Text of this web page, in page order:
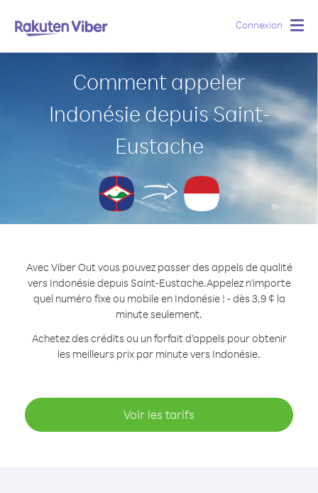
Connexion
Comment appeler
Indonésie depuis Saint-
Eustache
Avec Viber Out vous pouvez passer des appels de qualité
vers Indonésie depuis Saint-Eustache.Appelez n'importe
quel numéro fixe ou mobile en Indonésie ! - dès 3.9 ¢ la
minute seulement.
Achetez des crédits ou un forfait d’appels pour obtenir
les meilleurs prix par minute vers Indonésie.
Voir les tarifs